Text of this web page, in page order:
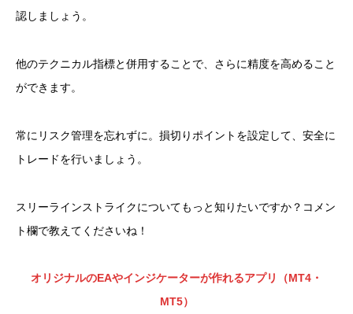
認しましょう。
他のテクニカル指標と併用することで、さらに精度を高めること
ができます。
常にリスク管理を忘れずに。損切りポイントを設定して、安全に
トレードを行いましょう。
スリーラインストライクについてもっと知りたいですか？コメン
ト欄で教えてくださいね！
オリジナルのEAやインジケーターが作れるアプリ（MT4・
MT5）